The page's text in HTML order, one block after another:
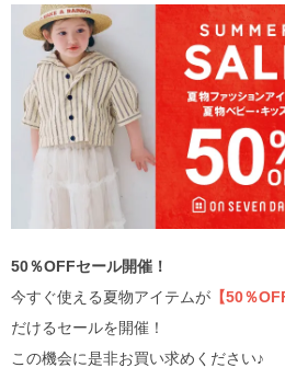
50％OFFセール開催！
今すぐ使える夏物アイテムが 【50％
だけるセールを開催！
この機会に是非お買い求めください♪